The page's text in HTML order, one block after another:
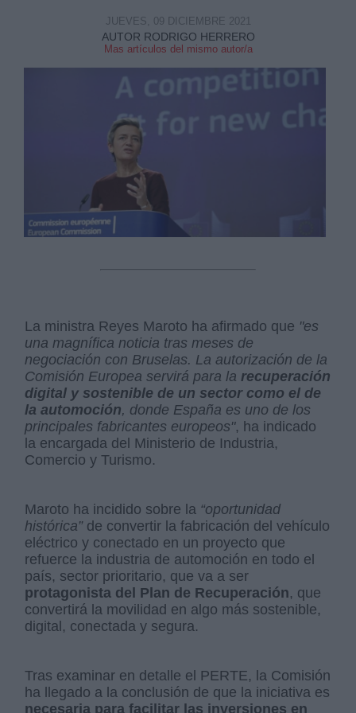
AUTOR RODRIGO HERRERO
Mas artículos del mismo autor/a
JUEVES, 09 DICIEMBRE 2021
La ministra Reyes Maroto ha afirmado que "es
una magnífica noticia tras meses de
negociación con Bruselas. La autorización de la
Comisión Europea servirá para larecuperación
digital y sostenible de un sector como el de
la automoción, donde España es uno de los
principales fabricantes europeos", ha indicado
la encargada del Ministerio de Industria,
Comercio y Turismo.
Maroto ha incidido sobre la “oportunidad
histórica”de convertir la fabricación del vehículo
eléctrico y conectado en un proyecto que
refuerce la industria de automoción en todo el
país, sector prioritario, que va a ser
protagonista del Plan de Recuperación, que
convertirá la movilidad en algo más sostenible,
digital, conectada y segura.
Tras examinar en detalle el PERTE, la Comisión
ha llegado a la conclusión de que la iniciativa es
necesaria para facilitar las inversiones en